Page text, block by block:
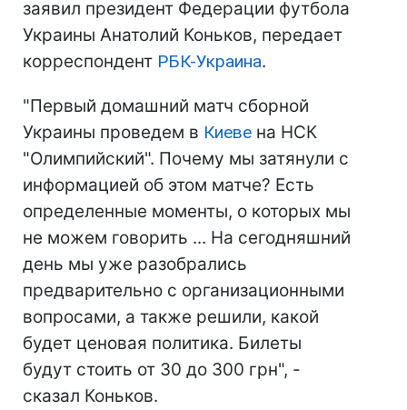
заявил президент Федерации футбола
Украины Анатолий Коньков, передает
корреспондент РБК-Украина.
"Первый домашний матч сборной
Украины проведем в Киеве на НСК
"Олимпийский". Почему мы затянули с
информацией об этом матче? Есть
определенные моменты, о которых мы
не можем говорить ... На сегодняшний
день мы уже разобрались
предварительно с организационными
вопросами, а также решили, какой
будет ценовая политика. Билеты
будут стоить от 30 до 300 грн", -
сказал Коньков.